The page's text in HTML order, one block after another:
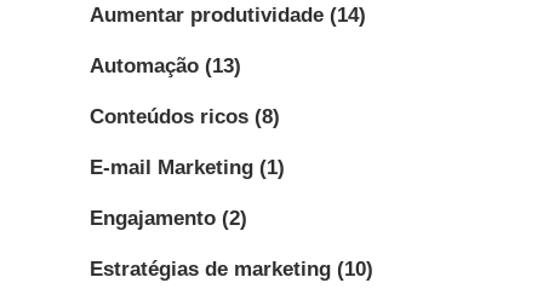
Aumentar produtividade (14)
Automação (13)
Conteúdos ricos (8)
E-mail Marketing (1)
Engajamento (2)
Estratégias de marketing (10)